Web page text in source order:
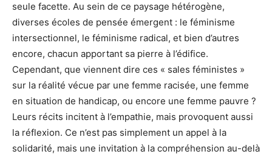
seule facette. Au sein de ce paysage hétérogène,
diverses écoles de pensée émergent : le féminisme
intersectionnel, le féminisme radical, et bien d’autres
encore, chacun apportant sa pierre à l’édifice.
Cependant, que viennent dire ces « sales féministes »
sur la réalité vécue par une femme racisée, une femme
en situation de handicap, ou encore une femme pauvre ?
Leurs récits incitent à l’empathie, mais provoquent aussi
la réflexion. Ce n’est pas simplement un appel à la
solidarité, mais une invitation à la compréhension au-delà